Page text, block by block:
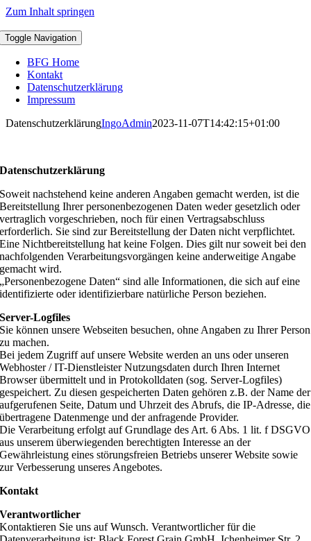
Zum Inhalt springen
Toggle Navigation
BFG Home
Kontakt
Datenschutzerklärung
Impressum
DatenschutzerklärungIngoAdmin2023-11-07T14:42:15+01:00
Datenschutzerklärung
Soweit nachstehend keine anderen Angaben gemacht werden, ist die
Bereitstellung Ihrer personenbezogenen Daten weder gesetzlich oder
vertraglich vorgeschrieben, noch für einen Vertragsabschluss
erforderlich. Sie sind zur Bereitstellung der Daten nicht verpflichtet.
Eine Nichtbereitstellung hat keine Folgen. Dies gilt nur soweit bei den
nachfolgenden Verarbeitungsvorgängen keine anderweitige Angabe
gemacht wird.
„Personenbezogene Daten“ sind alle Informationen, die sich auf eine
identifizierte oder identifizierbare natürliche Person beziehen.
Server-Logfiles
Sie können unsere Webseiten besuchen, ohne Angaben zu Ihrer Person
zu machen.
Bei jedem Zugriff auf unsere Website werden an uns oder unseren
Webhoster / IT-Dienstleister Nutzungsdaten durch Ihren Internet
Browser übermittelt und in Protokolldaten (sog. Server-Logfiles)
gespeichert. Zu diesen gespeicherten Daten gehören z.B. der Name der
aufgerufenen Seite, Datum und Uhrzeit des Abrufs, die IP-Adresse, die
übertragene Datenmenge und der anfragende Provider.
Die Verarbeitung erfolgt auf Grundlage des Art. 6 Abs. 1 lit. f DSGVO
aus unserem überwiegenden berechtigten Interesse an der
Gewährleistung eines störungsfreien Betriebs unserer Website sowie
zur Verbesserung unseres Angebotes.
Kontakt
Verantwortlicher
Kontaktieren Sie uns auf Wunsch. Verantwortlicher für die